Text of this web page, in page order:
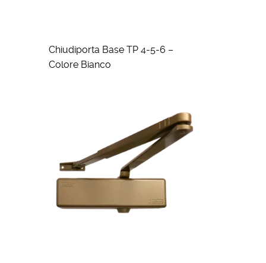
Chiudiporta Base TP 4-5-6 –
Colore Bianco